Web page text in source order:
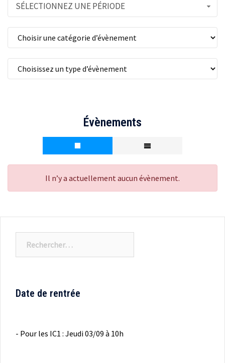
SÉLECTIONNEZ UNE PÉRIODE
Évènements
Il n’y a actuellement aucun évènement.
Date de rentrée
- Pour les IC1 : Jeudi 03/09 à 10h